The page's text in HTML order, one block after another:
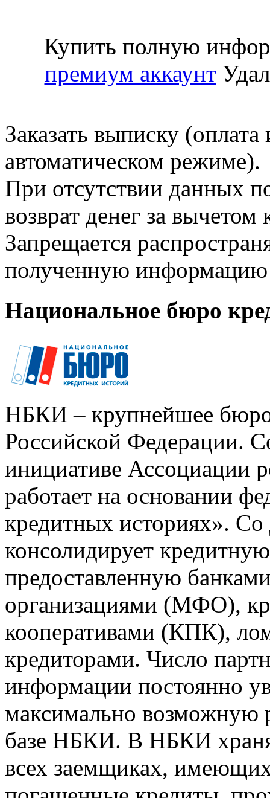
Купить полную
премиум аккаунт
Заказать выписку
автоматическом режиме).
При отсутствии данных
возврат денег за
Запрещается
полученную информацию
Национальное бюро
НБКИ – крупнейшее
Российской Федерации.
инициативе Ассоциации
работает на основании
кредитных историях».
консолидирует
предоставленную
организациями (МФО),
кооперативами (КПК),
кредиторами. Число
информации постоянно
максимально возможную
базе НБКИ. В НБКИ
всех заемщиках,